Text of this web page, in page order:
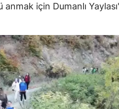
anmak için Dumanlı